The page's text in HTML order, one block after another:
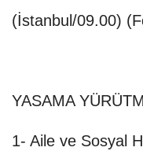
(İstanbul/09.00)
YASAMA
1- Aile ve Sosyal